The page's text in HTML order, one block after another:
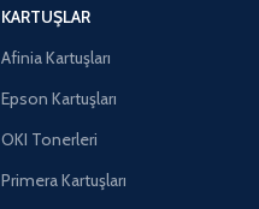
KARTUŞLAR
Afinia Kartuşları
Epson Kartuşları
OKI Tonerleri
Primera Kartuşları